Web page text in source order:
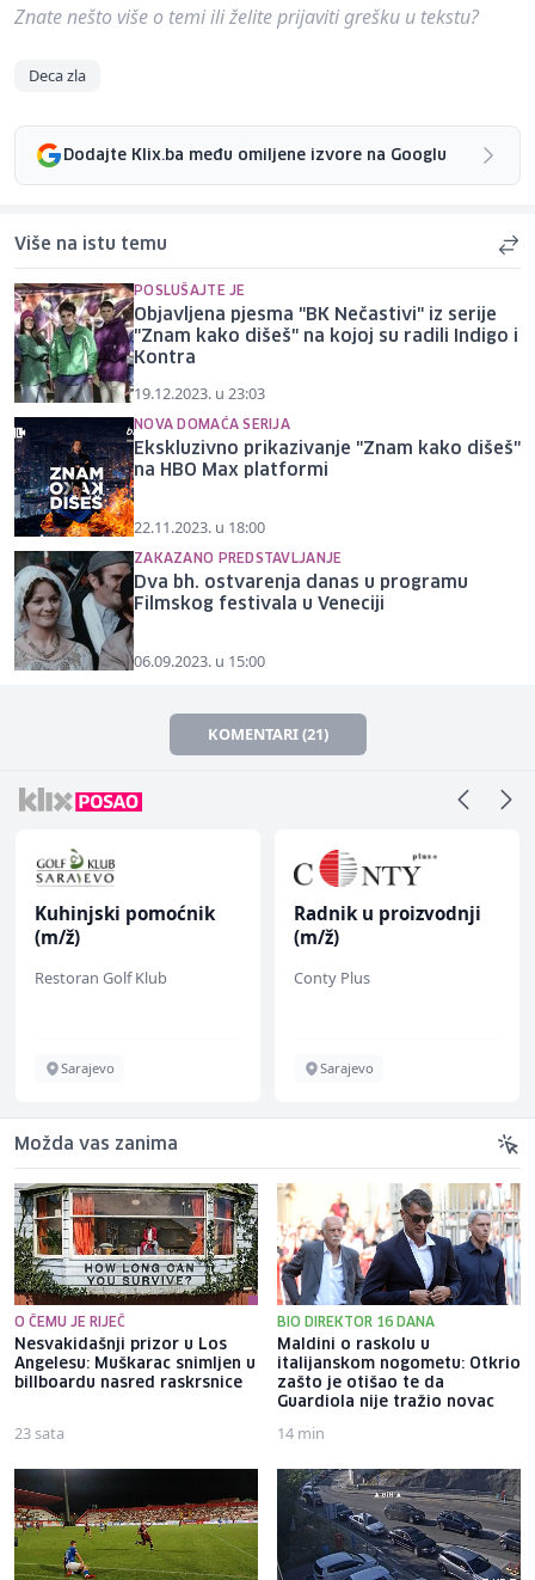
Znate nešto više o temi ili želite prijaviti grešku u tekstu?
Deca zla
Dodajte Klix.ba među omiljene izvore na Googlu
Više na istu temu
POSLUŠAJTE JE
Objavljena pjesma "BK Nečastivi" iz serije
"Znam kako dišeš" na kojoj su radili Indigo i
Kontra
19.12.2023. u 23:03
NOVA DOMAĆA SERIJA
Ekskluzivno prikazivanje "Znam kako dišeš"
na HBO Max platformi
22.11.2023. u 18:00
ZAKAZANO PREDSTAVLJANJE
Dva bh. ostvarenja danas u programu
Filmskog festivala u Veneciji
06.09.2023. u 15:00
KOMENTARI (21)
Kuhinjski pomoćnik
(m/ž)
Restoran Golf Klub
Sarajevo
Radnik u proizvodnji
(m/ž)
Conty Plus
Sarajevo
Možda vas zanima
O ČEMU JE RIJEČ
Nesvakidašnji prizor u Los
Angelesu: Muškarac snimljen u
billboardu nasred raskrsnice
23 sata
BIO DIREKTOR 16 DANA
Maldini o raskolu u
italijanskom nogometu: Otkrio
zašto je otišao te da
Guardiola nije tražio novac
14 min